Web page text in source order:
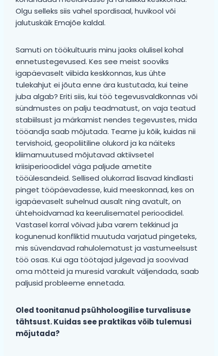
Olgu selleks siis vahel spordisaal, huvikool või
jalutuskäik Emajõe kaldal.
Samuti on töökultuuris minu jaoks olulisel kohal
ennetustegevused. Kes see meist sooviks
igapäevaselt viibida keskkonnas, kus ühte
tulekahjut ei jõuta enne ära kustutada, kui teine
juba algab? Eriti siis, kui töö tegevusvaldkonnas või
sündmustes on palju teadmatust, on vaja teatud
stabiilsust ja märkamist nendes tegevustes, mida
tööandja saab mõjutada. Teame ju kõik, kuidas nii
tervishoid, geopoliitiline olukord ja ka näiteks
kliimamuutused mõjutavad aktiivsetel
kriisiperioodidel väga paljude ametite
tööülesandeid. Sellised olukorrad lisavad kindlasti
pinget tööpäevadesse, kuid meeskonnad, kes on
igapäevaselt suhelnud ausalt ning avatult, on
ühtehoidvamad ka keerulisematel perioodidel.
Vastasel korral võivad juba varem tekkinud ja
kogunenud konfliktid muutuda varjatud pingeteks,
mis süvendavad rahulolematust ja vastumeelsust
töö osas. Kui aga töötajad julgevad ja soovivad
oma mõtteid ja muresid varakult väljendada, saab
paljusid probleeme ennetada.
Oled toonitanud psühholoogilise turvalisuse
tähtsust. Kuidas see praktikas võib tulemusi
mõjutada?